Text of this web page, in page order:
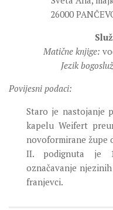
26000
Matične knjige:
Jezik
Povijesni podaci:
Staro je nastojanje
kapelu Weifert
novoformirane župe
II. podignuta je
označavanje
franjevci.